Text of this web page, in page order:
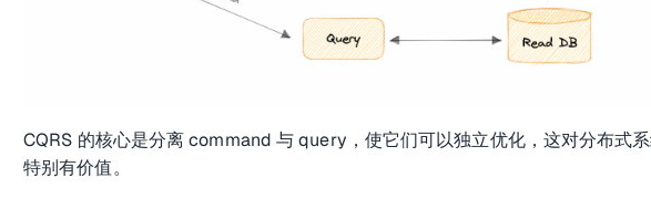
CQRS 的核心是分离 command 与 query，使它们可以独立优化，这对分布式
特别有价值。